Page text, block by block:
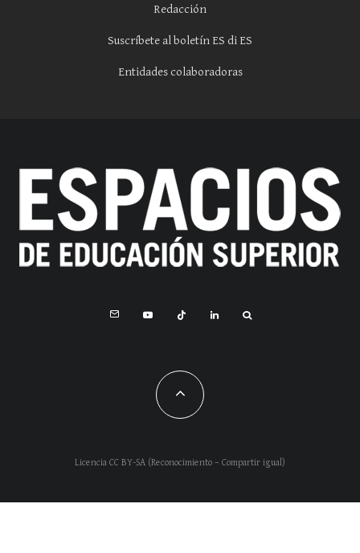
Redacción
Suscríbete al boletín ES di ES
Entidades colaboradoras
Licencia CC BY-SA (Reconocimiento – Compartir igual)